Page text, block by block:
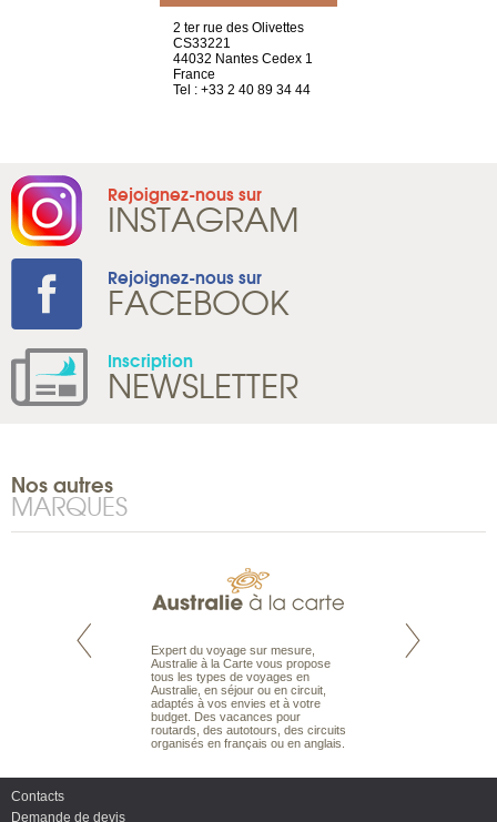
2 ter rue des Olivettes
CS33221
44032 Nantes Cedex 1
France
Tel : +33 2 40 89 34 44
Rejoignez-nous sur
INSTAGRAM
Rejoignez-nous sur
FACEBOOK
Inscription
NEWSLETTER
Nos autres
MARQUES
est le spécialiste
Expert du voyage sur mesure,
Australie à la Carte vous propose
tous les types de voyages en
Australie, en séjour ou en circuit,
adaptés à vos envies et à votre
budget. Des vacances pour
routards, des autotours, des circuits
organisés en français ou en anglais.
Parce qu'ils sont
Contacts
Demande de devis